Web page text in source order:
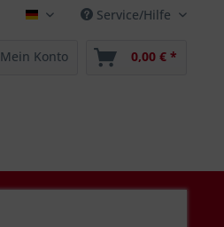
Deutsch Service/Hilfe
Mein Konto 0,00 € *